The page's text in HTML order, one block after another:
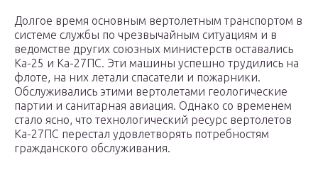
Долгое время основным вертолетным транспортом в
системе службы по чрезвычайным ситуациям и в
ведомстве других союзных министерств оставались
Ка-25 и Ка-27ПС. Эти машины успешно трудились на
флоте, на них летали спасатели и пожарники.
Обслуживались этими вертолетами геологические
партии и санитарная авиация. Однако со временем
стало ясно, что технологический ресурс вертолетов
Ка-27ПС перестал удовлетворять потребностям
гражданского обслуживания.